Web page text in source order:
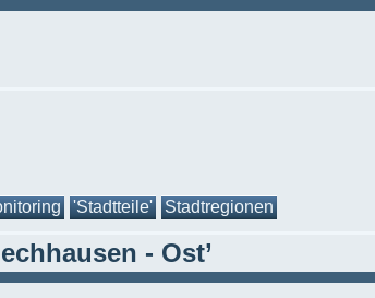
'Stadtteile' Stadtregionen
- Ost’